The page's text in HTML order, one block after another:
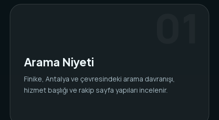
Arama Niyeti
Finike, Antalya ve çevresindeki arama davranışı,
hizmet başlığı ve rakip sayfa yapıları incelenir.